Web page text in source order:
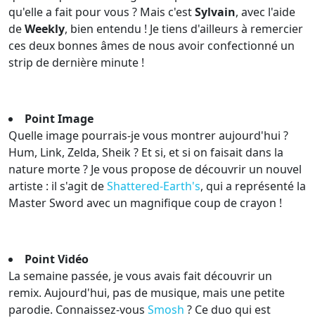
qu'elle a fait pour vous ? Mais c'estSylvain, avec l'aide
deWeekly, bien entendu ! Je tiens d'ailleurs à remercier
ces deux bonnes âmes de nous avoir confectionné un
strip de dernière minute !
Point Image
Quelle image pourrais-je vous montrer aujourd'hui ?
Hum, Link, Zelda, Sheik ? Et si, et si on faisait dans la
nature morte ? Je vous propose de découvrir un nouvel
artiste : il s'agit deShattered-Earth's, qui a représenté la
Master Sword avec un magnifique coup de crayon !
Point Vidéo
La semaine passée, je vous avais fait découvrir un
remix. Aujourd'hui, pas de musique, mais une petite
parodie. Connaissez-vous Smosh ? Ce duo qui est